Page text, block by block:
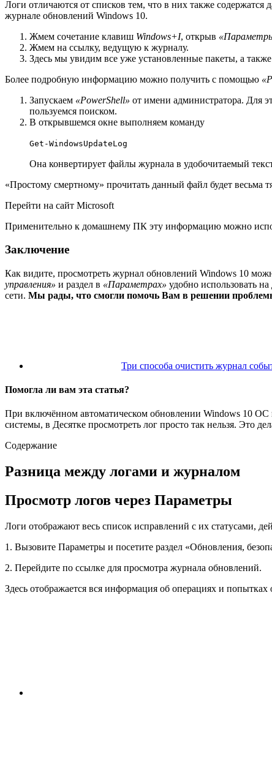
Логи отличаются от списков тем, что в них также
журнале обновлений Windows 10.
Жмем сочетание клавиш Windows+I, открыв
Жмем на ссылку, ведущую к журналу.
Здесь мы увидим все уже установленные пакеты, а
Более подробную информацию можно получить с помощью
Запускаем «PowerShell» от имени администратора. Для
пользуемся поиском.
В открывшемся окне выполняем команду
Get-WindowsUpdateLog
Она конвертирует файлы журнала в удобочитаемый
«Простому смертному» прочитать данный файл будет весьма
Перейти на сайт Microsoft
Применительно к домашнему ПК эту информацию можно
Заключение
Как видите, просмотреть журнал обновлений Windows 10
управления» и раздел в «Параметрах» удобно использовать
сети. Мы рады, что смогли помочь Вам в решении
Три способа очистить журнал
Помогла ли вам эта статья?
При включённом автоматическом обновлении Windows 10
системы, в Десятке просмотреть лог просто так нельзя. Это
Содержание
Разница между логами и журналом
Просмотр логов через Параметры
Логи отображают весь список исправлений с их статусами,
1. Вызовите Параметры и посетите раздел «Обновления,
2. Перейдите по ссылке для просмотра журнала обновлений.
Здесь отображается вся информация об операциях и попытках